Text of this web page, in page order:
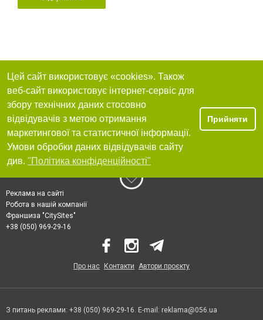
Цей сайт використовує «cookies». Також
веб-сайт використовує інтернет-сервіс для
збору технічних даних стосовно
відвідувачів з метою отримання
маркетингової та статистичної інформації.
Умови обробки даних відвідувачів сайту
див. "Політика конфіденційності"
Прийняти
Реклама на сайті
Робота в нашій компанії
Франшиза "CitySites"
+38 (050) 969-29-16
Про нас Контакти Автори проєкту
З питань реклами: +38 (050) 969-29-16. E-mail: reklama@056.ua